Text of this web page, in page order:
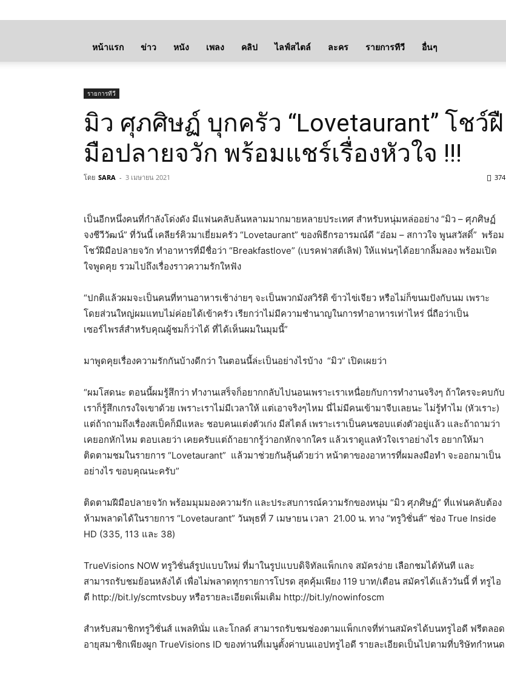
หน้าแรก ข่าว หนัง เพลง คลิป ไลฟ์สไตล์ ละคร รายการทีวี อื่นๆ
รายการทีวี
มิว ศุภศิษฏ์ บุกครัว “Lovetaurant” โชว์ฝื
มือปลายจวัก พร้อมแชร์เรื่องหัวใจ !!!
โดย SARA - 3 เมษายน 2021 374
เป็นอีกหนึ่งคนที่กำลังโด่งดัง มีแฟนคลับล้นหลามมากมายหลายประเทศ สำหรับหนุ่มหล่ออย่าง “มิว – ศุภศิษฏ์
จงชีวีวัฒน์” ที่วันนี้ เคลียร์คิวมาเยี่ยมครัว “Lovetaurant” ของพิธีกรอารมณ์ดี “อ๋อม – สกาวใจ พูนสวัสดิ์” พร้อม
โชว์ฝีมือปลายจวัก ทำอาหารที่มีชื่อว่า “Breakfastlove” (เบรคฟาสต์เลิฟ) ให้แฟนๆได้อยากลิ้มลอง พร้อมเปิด
ใจพูดคุย รวมไปถึงเรื่องราวความรักใหฟัง
“ปกติแล้วผมจะเป็นคนที่ทานอาหารเช้าง่ายๆ จะเป็นพวกมังสวิรัติ ข้าวไข่เจียว หรือไม่ก็ขนมปังกับนม เพราะ
โดยส่วนใหญ่ผมแทบไม่ค่อยได้เข้าครัว เรียกว่าไม่มีความชำนาญในการทำอาหารเท่าไหร่ นี่ถือว่าเป็น
เซอร์ไพรส์สำหรับคุณผู้ชมก็ว่าได้ ที่ได้เห็นผมในมุมนี้”
มาพูดคุยเรื่องความรักกันบ้างดีกว่า ในตอนนี้ล่ะเป็นอย่างไรบ้าง “มิว” เปิดเผยว่า
“ผมโสดนะ ตอนนี้ผมรู้สึกว่า ทำงานเสร็จก็อยากกลับไปนอนเพราะเราเหนื่อยกับการทำงานจริงๆ ถ้าใครจะคบกับ
เราก็รู้สึกเกรงใจเขาด้วย เพราะเราไม่มีเวลาให้ แต่เอาจริงๆไหม นี่ไม่มีคนเข้ามาจีบเลยนะ ไม่รู้ทำไม (หัวเราะ)
แต่ถ้าถามถึงเรื่องสเป็คก็มีแหละ ชอบคนแต่งตัวเก่ง มีสไตล์ เพราะเราเป็นคนชอบแต่งตัวอยู่แล้ว และถ้าถามว่า
เคยอกหักไหม ตอบเลยว่า เคยครับแต่ถ้าอยากรู้ว่าอกหักจากใคร แล้วเราดูแลหัวใจเราอย่างไร อยากให้มา
ติดตามชมในรายการ “Lovetaurant” แล้วมาช่วยกันลุ้นด้วยว่า หน้าตาของอาหารที่ผมลงมือทำ จะออกมาเป็น
อย่างไร ขอบคุณนะครับ”
ติดตามฝีมือปลายจวัก พร้อมมุมมองความรัก และประสบการณ์ความรักของหนุ่ม “มิว ศุภศิษฏ์” ที่แฟนคลับต้อง
ห้ามพลาดได้ในรายการ “Lovetaurant” วันพุธที่ 7 เมษายน เวลา 21.00 น. ทาง “ทรูวิชั่นส์” ช่อง True Inside
HD (335, 113 และ 38)
TrueVisions NOW ทรูวิชั่นส์รูปแบบใหม่ ที่มาในรูปแบบดิจิทัลแพ็กเกจ สมัครง่าย เลือกชมได้ทันที และ
สามารถรับชมย้อนหลังได้ เพื่อไม่พลาดทุกรายการโปรด สุดคุ้มเพียง 119 บาท/เดือน สมัครได้แล้ววันนี้ ที่ ทรูไอ
ดี http://bit.ly/scmtvsbuy หรือรายละเอียดเพิ่มเติม http://bit.ly/nowinfoscm
สำหรับสมาชิกทรูวิชั่นส์ แพลทินั่ม และโกลด์ สามารถรับชมช่องตามแพ็กเกจที่ท่านสมัครได้บนทรูไอดี ฟรีตลอด
อายุสมาชิกเพียงผูก TrueVisions ID ของท่านที่เมนูตั้งค่าบนแอปทรูไอดี รายละเอียดเป็นไปตามที่บริษัทกำหนด